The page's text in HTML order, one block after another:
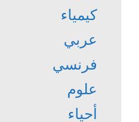
كيمياء
عربي
فرنسي
علوم
أحياء